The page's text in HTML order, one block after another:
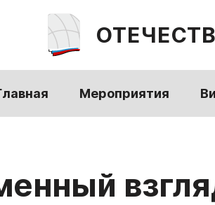
Мероприятия